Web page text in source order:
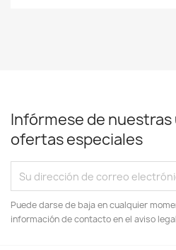
Infórmese de
ofertas especiales
Puede darse de baja en cualquier
información de contacto en el aviso